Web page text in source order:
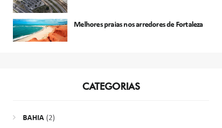
Melhores praias nos arredores de Fortaleza
CATEGORIAS
BAHIA(2)